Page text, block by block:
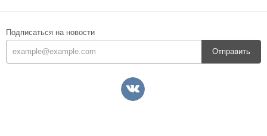
Подписаться на новости
Отправить